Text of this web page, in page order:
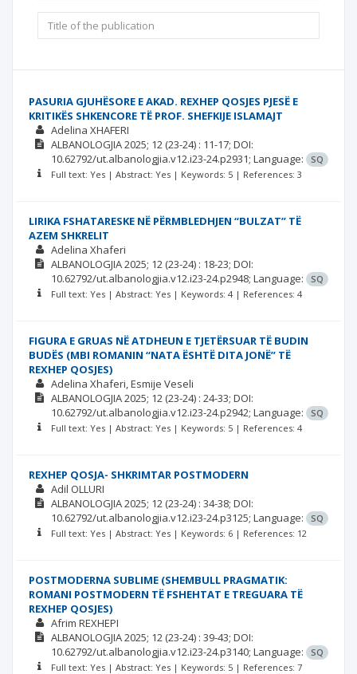
PASURIA GJUHËSORE E AKAD. REXHEP QOSJES PJESË E
KRITIKËS SHKENCORE TË PROF. SHEFKIJE ISLAMAJT
Adelina XHAFERI
ALBANOLOGJIA2025; 12 (23-24) : 11-17; DOI:
10.62792/ut.albanologjia.v12.i23-24.p2931; Language:
SQ
Full text: Yes | Abstract: Yes | Keywords: 5 | References: 3
LIRIKA FSHATARESKE NË PËRMBLEDHJEN “BULZAT” TË
AZEM SHKRELIT
Adelina Xhaferi
ALBANOLOGJIA2025; 12 (23-24) : 18-23; DOI:
10.62792/ut.albanologjia.v12.i23-24.p2948; Language:
SQ
Full text: Yes | Abstract: Yes | Keywords: 4 | References: 4
FIGURA E GRUAS NË ATDHEUN E TJETËRSUAR TË BUDIN
BUDËS (MBI ROMANIN “NATA ËSHTË DITA JONË” TË
REXHEP QOSJES)
Adelina Xhaferi Esmije Veseli
ALBANOLOGJIA2025; 12 (23-24) : 24-33; DOI:
10.62792/ut.albanologjia.v12.i23-24.p2942; Language:
SQ
Full text: Yes | Abstract: Yes | Keywords: 5 | References: 4
REXHEP QOSJA- SHKRIMTAR POSTMODERN
Adil OLLURI
ALBANOLOGJIA2025; 12 (23-24) : 34-38; DOI:
10.62792/ut.albanologjia.v12.i23-24.p3125; Language:
SQ
Full text: Yes | Abstract: Yes | Keywords: 6 | References: 12
POSTMODERNA SUBLIME (SHEMBULL PRAGMATIK:
ROMANI POSTMODERN TË FSHEHTAT E TREGUARA TË
REXHEP QOSJES)
Afrim REXHEPI
ALBANOLOGJIA2025; 12 (23-24) : 39-43; DOI:
10.62792/ut.albanologjia.v12.i23-24.p3140; Language:
SQ
Full text: Yes | Abstract: Yes | Keywords: 5 | References: 7